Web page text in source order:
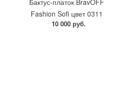
Fashion Sofi цвет 0311
10 000 руб.